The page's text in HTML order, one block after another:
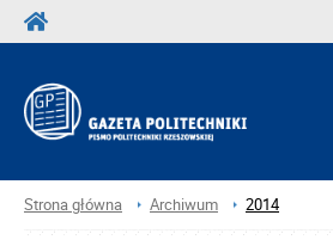
Strona główna Archiwum 2014